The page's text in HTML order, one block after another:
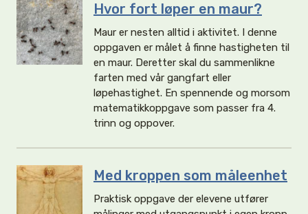
Hvor fort løper en maur?
Maur er nesten alltid i aktivitet. I denne
oppgaven er målet å finne hastigheten til
en maur. Deretter skal du sammenlikne
farten med vår gangfart eller
løpehastighet. En spennende og morsom
matematikkoppgave som passer fra 4.
trinn og oppover.
Med kroppen som måleenhet
Praktisk oppgave der elevene utfører